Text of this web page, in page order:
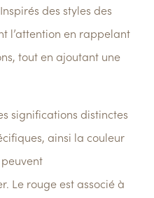
des styles des
l’attention en rappelant
tout en ajoutant une
significations distinctes
ainsi la couleur
Le rouge est associé à